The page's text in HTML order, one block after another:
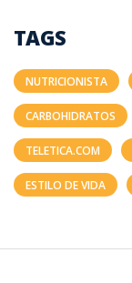
TAGS
NUTRICIONISTA
CARBOHIDRATOS
TELETICA.COM
ESTILO DE VIDA